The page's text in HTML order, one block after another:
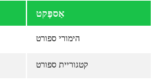
אַספֶּקט
הימורי ספורט
קטגוריית ספורט